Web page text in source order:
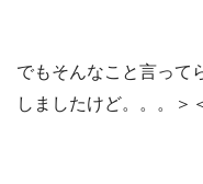
でもそんなこと言って
しましたけど。。。＞